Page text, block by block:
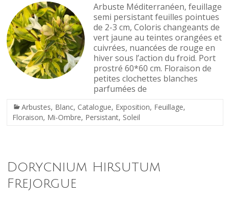
Arbuste Méditerranéen, feuillage
semi persistant feuilles pointues
de 2-3 cm, Coloris changeants de
vert jaune au teintes orangées et
cuivrées, nuancées de rouge en
hiver sous l’action du froid. Port
prostré 60*60 cm. Floraison de
petites clochettes blanches
parfumées de
Arbustes, Blanc, Catalogue, Exposition, Feuillage,
Floraison, Mi-Ombre, Persistant, Soleil
Dorycnium Hirsutum
Frejorgue